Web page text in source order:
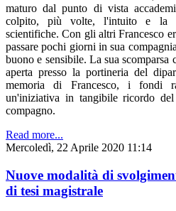
maturo dal punto di vista
colpito, più volte, l'intuito e la
scientifiche. Con gli altri Francesco
passare pochi giorni in sua
buono e sensibile. La sua
aperta presso la portineria del
memoria di Francesco, i fondi
un'iniziativa in tangibile ricordo
compagno.
Read more...
Mercoledì, 22 Aprile 2020 11:14
Nuove modalità di
di tesi magistrale